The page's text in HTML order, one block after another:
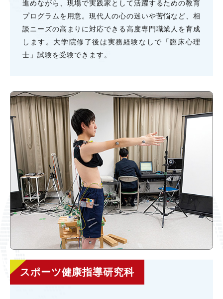
進めながら、現場で実践家として活躍するための教育
プログラムを⽤意。現代⼈の⼼の迷いや苦悩など、相
談ニーズの⾼まりに対応できる⾼度専⾨職業⼈を育成
します。⼤学院修了後は実務経験なしで「臨床⼼理
⼠」試験を受験できます。
スポーツ健康指導研究科